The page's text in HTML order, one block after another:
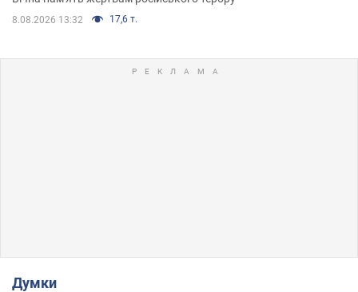
8.08.2026 13:32 17,6 т.
Думки